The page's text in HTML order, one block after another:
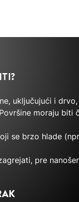
uključujući i
moraju biti
se brzo hlade
pre